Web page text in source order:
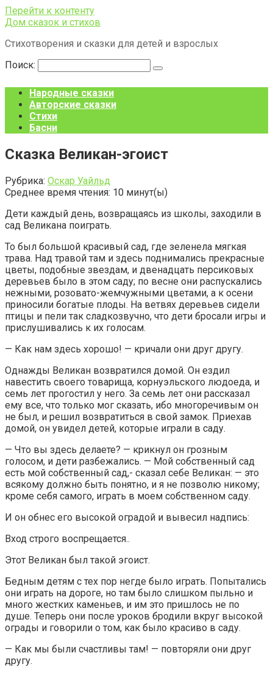
Перейти к контенту
Дом сказок и стихов
Стихотворения и сказки для детей и взрослых
Поиск:
Народные сказки
Авторские сказки
Стихи
Басни
Сказка Великан-эгоист
Рубрика: Оскар Уайльд
Среднее время чтения: 10 минут(ы)
Дети каждый день, возвращаясь из школы, заходили в
сад Великана поиграть.
То был большой красивый сад, где зеленела мягкая
трава. Над травой там и здесь поднимались прекрасные
цветы, подобные звездам, и двенадцать персиковых
деревьев было в этом саду; по весне они распускались
нежными, розовато-жемчужными цветами, а к осени
приносили богатые плоды. На ветвях деревьев сидели
птицы и пели так сладкозвучно, что дети бросали игры и
прислушивались к их голосам.
— Как нам здесь хорошо! — кричали они друг другу.
Однажды Великан возвратился домой. Он ездил
навестить своего товарища, корнуэльского людоеда, и
семь лет прогостил у него. За семь лет они рассказал
ему все, что только мог сказать, ибо многоречивым он
не был, и решил возвратиться в свой замок. Приехав
домой, он увидел детей, которые играли в саду.
— Что вы здесь делаете? — крикнул он грозным
голосом, и дети разбежались. — Мой собственный сад
есть мой собственный сад,- сказал себе Великан: — это
всякому должно быть понятно, и я не позволю никому;
кроме себя самого, играть в моем собственном саду.
И он обнес его высокой оградой и вывесил надпись:
Вход строго воспрещается..
Этот Великан был такой эгоист.
Бедным детям с тех пор негде было играть. Попытались
они играть на дороге, но там было слишком пыльно и
много жестких каменьев, и им это пришлось не по
душе. Теперь они после уроков бродили вкруг высокой
ограды и говорили о том, как было красиво в саду.
— Как мы были счастливы там! — повторяли они друг
другу.